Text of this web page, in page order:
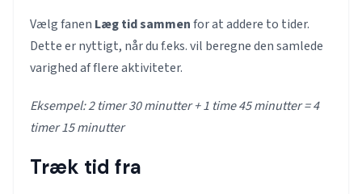
Vælg fanen Læg tid sammenfor at addere to tider.
Dette er nyttigt, når du f.eks. vil beregne den samlede
varighed af flere aktiviteter.
Eksempel: 2 timer 30 minutter + 1 time 45 minutter = 4
timer 15 minutter
Træk tid fra